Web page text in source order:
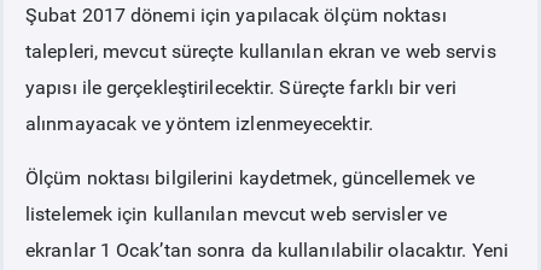
VADELİ ELEKTRİK PİYASASI
SERBEST TÜKETİCİ
MALİ UZLAŞTIRMA
Şubat 2017 dönemi için yapılacak ölçüm noktası
talepleri, mevcut süreçte kullanılan ekran ve web servis
yapısı ile gerçekleştirilecektir. Süreçte farklı bir veri
alınmayacak ve yöntem izlenmeyecektir.
Ölçüm noktası bilgilerini kaydetmek, güncellemek ve
listelemek için kullanılan mevcut web servisler ve
ekranlar 1 Ocak’tan sonra da kullanılabilir olacaktır. Yeni